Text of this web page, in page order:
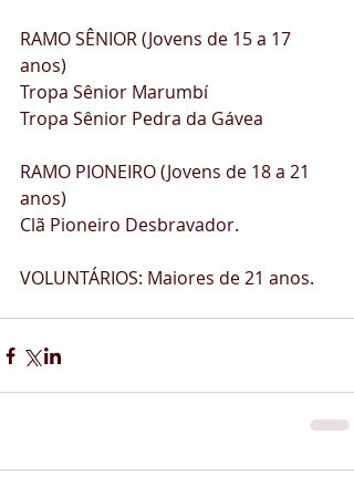
RAMO SÊNIOR (Jovens de 15 a 17
anos)
Tropa Sênior Marumbí
Tropa Sênior Pedra da Gávea
RAMO PIONEIRO (Jovens de 18 a 21
anos)
Clã Pioneiro Desbravador.
VOLUNTÁRIOS: Maiores de 21 anos.